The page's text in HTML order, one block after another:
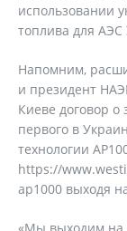
использовании
топлива для
Напомним,
и президент
Киеве договор о
первого в
технологии
https://
ap1000 выходя